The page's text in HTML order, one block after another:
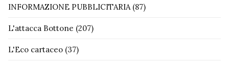
INFORMAZIONE PUBBLICITARIA (87)
L'attacca Bottone (207)
L'Eco cartaceo (37)